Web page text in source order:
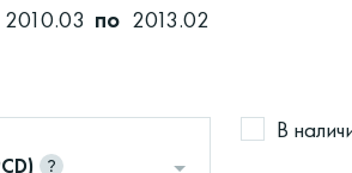
2010.03 по 2013.02
В